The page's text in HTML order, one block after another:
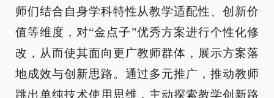
师们结合自身学科特性从教学适配性、创新价
值等维度，对“金点子”优秀方案进行个性化修
改，从而使其面向更广教师群体，展示方案落
地成效与创新思路。通过多元推广，推动教师
跳出单纯技术使用思维，主动探索教学创新路